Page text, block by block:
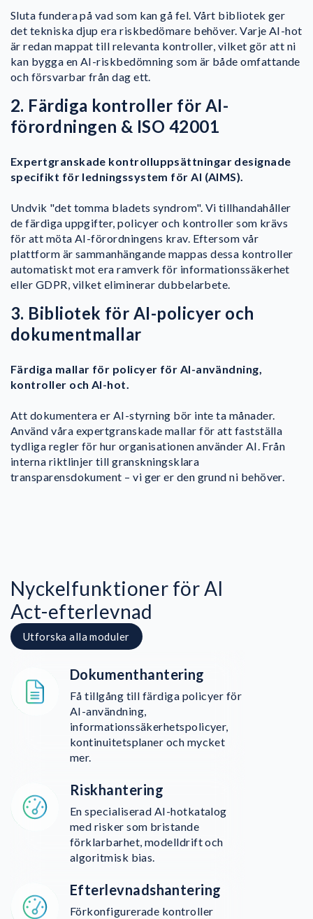
Sluta fundera på vad som kan gå fel. Vårt bibliotek ger
det tekniska djup era riskbedömare behöver. Varje AI-hot
är redan mappat till relevanta kontroller, vilket gör att ni
kan bygga en AI-riskbedömning som är både omfattande
och försvarbar från dag ett.
2. Färdiga kontroller för AI-
förordningen & ISO 42001
Expertgranskade kontrolluppsättningar designade
specifikt för ledningssystem för AI (AIMS).
Undvik "det tomma bladets syndrom". Vi tillhandahåller
de färdiga uppgifter, policyer och kontroller som krävs
för att möta AI-förordningens krav. Eftersom vår
plattform är sammanhängande mappas dessa kontroller
automatiskt mot era ramverk för informationssäkerhet
eller GDPR, vilket eliminerar dubbelarbete.
3. Bibliotek för AI-policyer och
dokumentmallar
Färdiga mallar för policyer för AI-användning,
kontroller och AI-hot.
Att dokumentera er AI-styrning bör inte ta månader.
Använd våra expertgranskade mallar för att fastställa
tydliga regler för hur organisationen använder AI. Från
interna riktlinjer till granskningsklara
transparensdokument – vi ger er den grund ni behöver.
Nyckelfunktioner för AI
Act-efterlevnad
Utforska alla moduler
Dokumenthantering
Få tillgång till färdiga policyer för
AI-användning,
informationssäkerhetspolicyer,
kontinuitetsplaner och mycket
mer.
Riskhantering
En specialiserad AI-hotkatalog
med risker som bristande
förklarbarhet, modelldrift och
algoritmisk bias.
Efterlevnadshantering
Förkonfigurerade kontroller